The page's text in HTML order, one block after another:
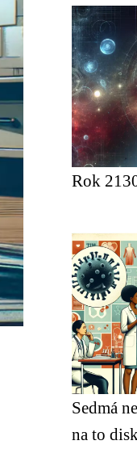
Rok
Sedmá
na to